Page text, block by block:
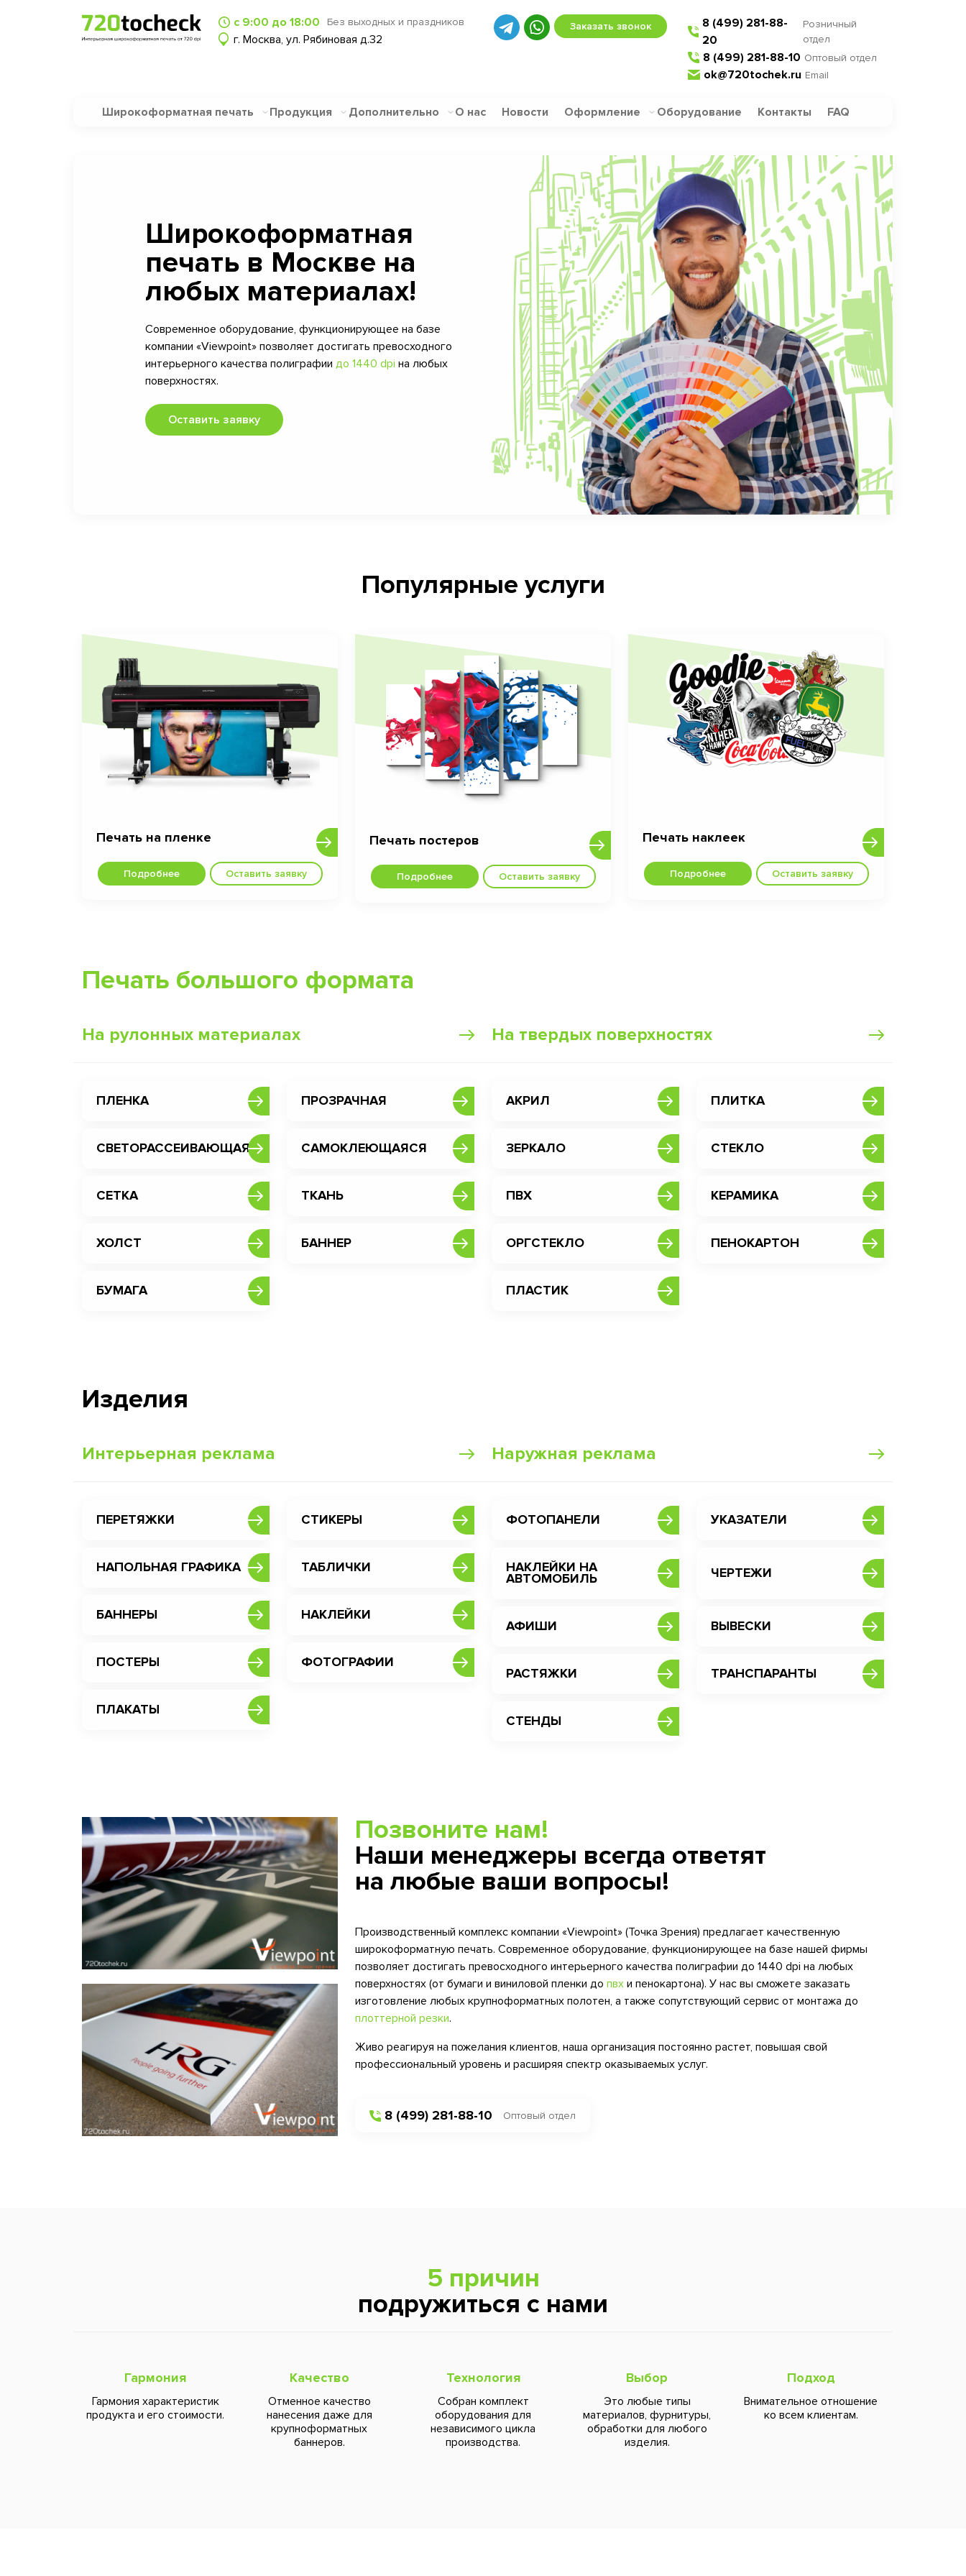
с 9:00 до 18:00 Без выходных и праздников
г. Москва, ул. Рябиновая д.32
Заказать звонок
8 (499) 281-88-
20
Розничный
отдел
8 (499) 281-88-10 Оптовый отдел
ok@720tochek.ru Email
Широкоформатная печать Продукция Дополнительно О нас Новости Оформление Оборудование Контакты FAQ
Широкоформатная
печать в Москве на
любых материалах!
Современное оборудование, функционирующее на базе
компании «Viewpoint» позволяет достигать превосходного
интерьерного качества полиграфии до 1440 dpi на любых
поверхностях.
Оставить заявку
Популярные услуги
Печать на пленке
Подробнее Оставить заявку
Печать постеров
Подробнее Оставить заявку
Печать наклеек
Подробнее Оставить заявку
Печать большого формата
На рулонных материалах
ПЛЕНКА ПРОЗРАЧНАЯ
СВЕТОРАССЕИВАЮЩАЯ САМОКЛЕЮЩАЯСЯ
СЕТКА ТКАНЬ
ХОЛСТ БАННЕР
БУМАГА
На твердых поверхностях
АКРИЛ ПЛИТКА
ЗЕРКАЛО СТЕКЛО
ПВХ КЕРАМИКА
ОРГСТЕКЛО ПЕНОКАРТОН
ПЛАСТИК
Изделия
Интерьерная реклама
ПЕРЕТЯЖКИ СТИКЕРЫ
НАПОЛЬНАЯ ГРАФИКА ТАБЛИЧКИ
БАННЕРЫ НАКЛЕЙКИ
ПОСТЕРЫ ФОТОГРАФИИ
ПЛАКАТЫ
Наружная реклама
ФОТОПАНЕЛИ УКАЗАТЕЛИ
НАКЛЕЙКИ НА
АВТОМОБИЛЬ ЧЕРТЕЖИ
АФИШИ ВЫВЕСКИ
РАСТЯЖКИ ТРАНСПАРАНТЫ
СТЕНДЫ
Позвоните нам!
Наши менеджеры всегда ответят
на любые ваши вопросы!
Производственный комплекс компании «Viewpoint» (Точка Зрения) предлагает качественную
широкоформатную печать. Современное оборудование, функционирующее на базе нашей фирмы
позволяет достигать превосходного интерьерного качества полиграфии до 1440 dpi на любых
поверхностях (от бумаги и виниловой пленки до пвх и пенокартона). У нас вы сможете заказать
изготовление любых крупноформатных полотен, а также сопутствующий сервис от монтажа до
плоттерной резки.
Живо реагируя на пожелания клиентов, наша организация постоянно растет, повышая свой
профессиональный уровень и расширяя спектр оказываемых услуг.
8 (499) 281-88-10 Оптовый отдел
5 причин
подружиться с нами
Гармония
Гармония характеристик
продукта и его стоимости.
Качество
Отменное качество
нанесения даже для
крупноформатных
баннеров.
Технология
Собран комплект
оборудования для
независимого цикла
производства.
Выбор
Это любые типы
материалов, фурнитуры,
обработки для любого
изделия.
Подход
Внимательное отношение
ко всем клиентам.